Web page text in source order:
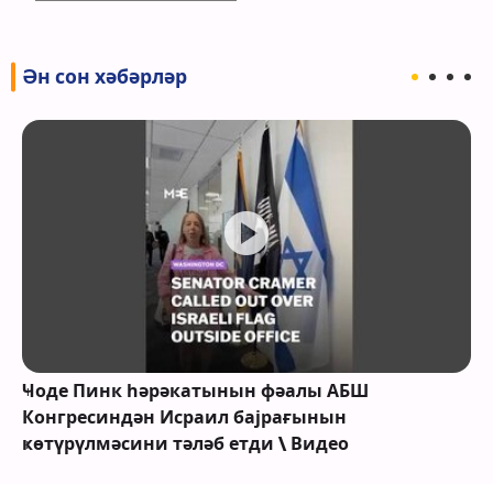
Ән сон хәбәрләр
Ҹоде Пинк һәрәкатынын фәалы АБШ
Конгресиндән Исраил бајрағынын
ҝөтүрүлмәсини тәләб етди \ Видео